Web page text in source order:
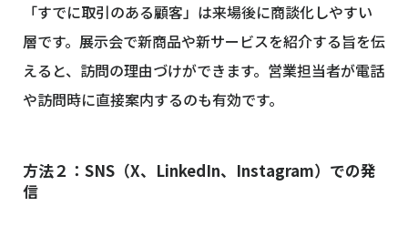
「すでに取引のある顧客」は来場後に商談化しやすい
層です。展示会で新商品や新サービスを紹介する旨を伝
えると、訪問の理由づけができます。営業担当者が電話
や訪問時に直接案内するのも有効です。
方法２：SNS（X、LinkedIn、Instagram）での発
信